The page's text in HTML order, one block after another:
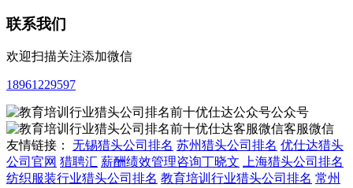
联系我们
欢迎扫描关注添加微信
18961229597
公众号
客服微信
友情链接： 无锡猎头公司排名 苏州猎头公司排名 优仕达猎头
公司官网 猎聘汇 薪酬绩效管理咨询丁晓文
上海猎头公司排名
纺织服装行业猎头公司排名 教育培训行业猎头公司排名 常州